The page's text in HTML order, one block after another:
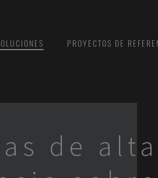
PROYECTOS DE
de alta